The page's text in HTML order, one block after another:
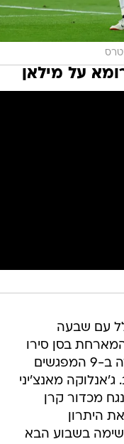
על מילאן
עם שבעה
בסן סירו
נעצרה מול היריבה לה לא הפסידה ב-9 המפגשים
מאנצ'יני
בדקה ה-17 כשנגח מכדור קרן
היתרון
בשבוע הבא